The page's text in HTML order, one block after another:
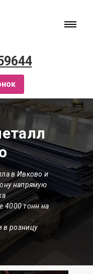
в Ивково и
напрямую
4000 тонн на
в розницу